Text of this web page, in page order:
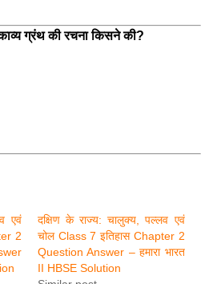
ग्रंथ की रचना किसने की?
एवं
2
दक्षिण के राज्य: चालुक्य, पल्लव एवं
चोल Class 7 इतिहास Chapter 2
Question Answer – हमारा भारत
II HBSE Solution